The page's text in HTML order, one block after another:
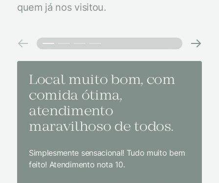
quem já nos visitou.
Local muito bom, com
comida ótima,
atendimento
maravilhoso de todos.
Simplesmente sensacional! Tudo muito bem
feito! Atendimento nota 10.